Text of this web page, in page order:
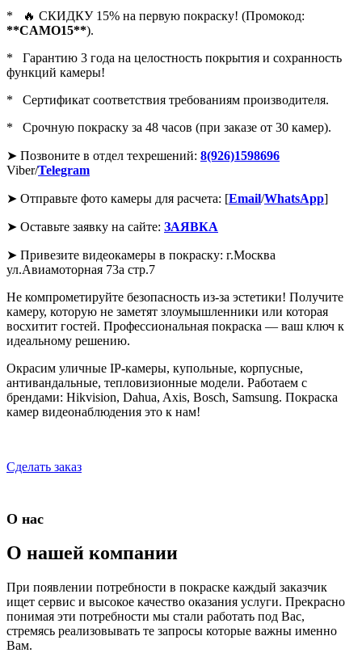
* 🔥 СКИДКУ 15% на первую покраску! (Промокод:
**CAMO15**).
* Гарантию 3 года на целостность покрытия и сохранность
функций камеры!
* Сертификат соответствия требованиям производителя.
* Срочную покраску за 48 часов (при заказе от 30 камер).
➤ Позвоните в отдел техрешений: 8(926)1598696
Viber/Telegram
➤ Отправьте фото камеры для расчета: [Email/WhatsApp]
➤ Оставьте заявку на сайте: ЗАЯВКА
➤ Привезите видеокамеры в покраску: г.Москва
ул.Авиамоторная 73а стр.7
Не компрометируйте безопасность из-за эстетики! Получите
камеру, которую не заметят злоумышленники или которая
восхитит гостей. Профессиональная покраска — ваш ключ к
идеальному решению.
Окрасим уличные IP-камеры, купольные, корпусные,
антивандальные, тепловизионные модели. Работаем с
брендами: Hikvision, Dahua, Axis, Bosch, Samsung. Покраска
камер видеонаблюдения это к нам!
Сделать заказ
О нас
О нашей компании
При появлении потребности в покраске каждый заказчик
ищет сервис и высокое качество оказания услуги. Прекрасно
понимая эти потребности мы стали работать под Вас,
стремясь реализовывать те запросы которые важны именно
Вам.